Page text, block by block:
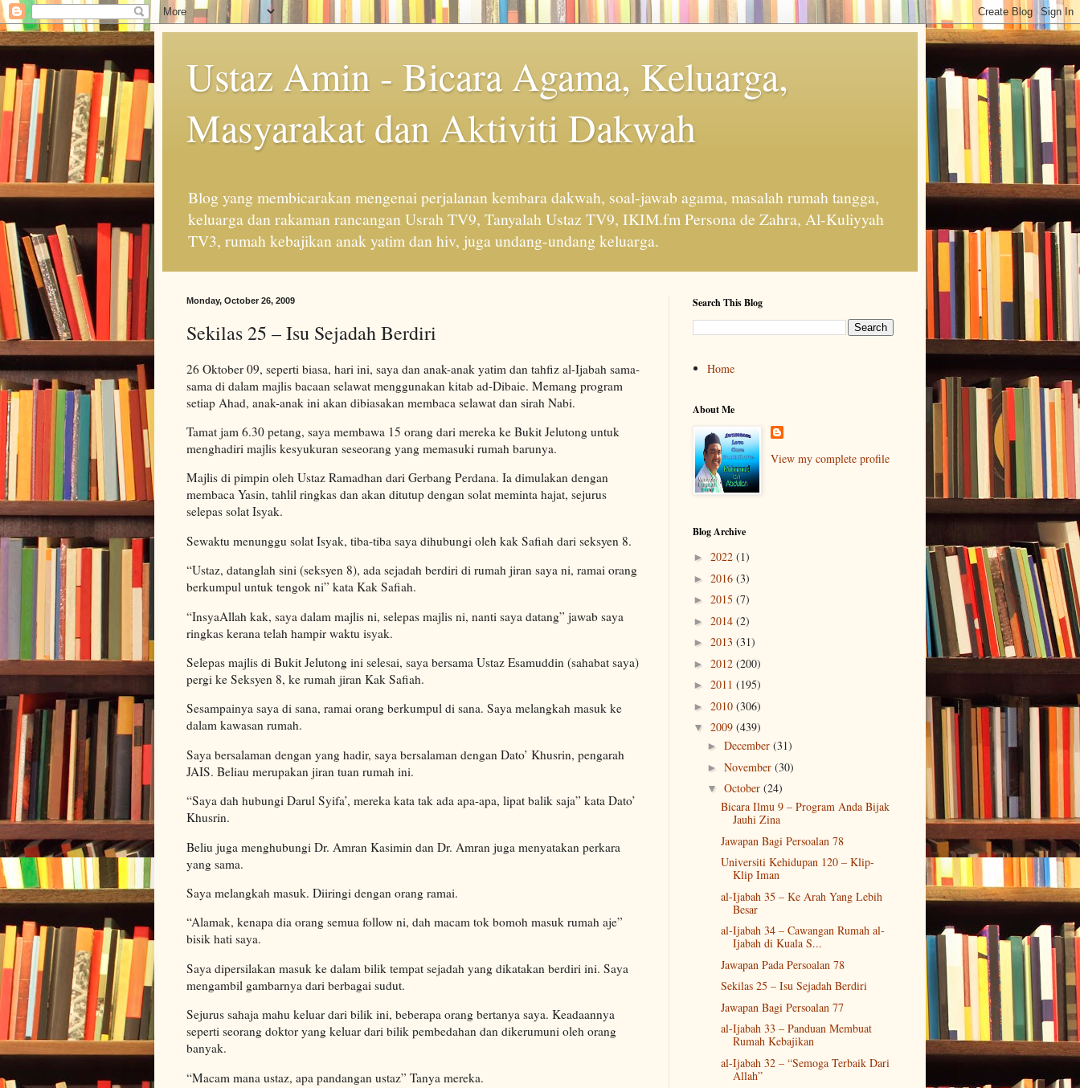
Ustaz Amin - Bicara Agama, Keluarga,
Masyarakat dan Aktiviti Dakwah
Blog yang membicarakan mengenai perjalanan kembara dakwah, soal-jawab agama, masalah rumah tangga,
keluarga dan rakaman rancangan Usrah TV9, Tanyalah Ustaz TV9, IKIM.fm Persona de Zahra, Al-Kuliyyah
TV3, rumah kebajikan anak yatim dan hiv, juga undang-undang keluarga.
Monday, October 26, 2009
Sekilas 25 – Isu Sejadah Berdiri
26 Oktober 09, seperti biasa, hari ini, saya dan anak-anak yatim dan tahfiz al-Ijabah sama-
sama di dalam majlis bacaan selawat menggunakan kitab ad-Dibaie. Memang program
setiap Ahad, anak-anak ini akan dibiasakan membaca selawat dan sirah Nabi.
Tamat jam 6.30 petang, saya membawa 15 orang dari mereka ke Bukit Jelutong untuk
menghadiri majlis kesyukuran seseorang yang memasuki rumah barunya.
Majlis di pimpin oleh Ustaz Ramadhan dari Gerbang Perdana. Ia dimulakan dengan
membaca Yasin, tahlil ringkas dan akan ditutup dengan solat meminta hajat, sejurus
selepas solat Isyak.
Sewaktu menunggu solat Isyak, tiba-tiba saya dihubungi oleh kak Safiah dari seksyen 8.
“Ustaz, datanglah sini (seksyen 8), ada sejadah berdiri di rumah jiran saya ni, ramai orang
berkumpul untuk tengok ni” kata Kak Safiah.
“InsyaAllah kak, saya dalam majlis ni, selepas majlis ni, nanti saya datang” jawab saya
ringkas kerana telah hampir waktu isyak.
Selepas majlis di Bukit Jelutong ini selesai, saya bersama Ustaz Esamuddin (sahabat saya)
pergi ke Seksyen 8, ke rumah jiran Kak Safiah.
Sesampainya saya di sana, ramai orang berkumpul di sana. Saya melangkah masuk ke
dalam kawasan rumah.
Saya bersalaman dengan yang hadir, saya bersalaman dengan Dato’ Khusrin, pengarah
JAIS. Beliau merupakan jiran tuan rumah ini.
“Saya dah hubungi Darul Syifa’, mereka kata tak ada apa-apa, lipat balik saja” kata Dato’
Khusrin.
Beliu juga menghubungi Dr. Amran Kasimin dan Dr. Amran juga menyatakan perkara
yang sama.
Saya melangkah masuk. Diiringi dengan orang ramai.
“Alamak, kenapa dia orang semua follow ni, dah macam tok bomoh masuk rumah aje”
bisik hati saya.
Saya dipersilakan masuk ke dalam bilik tempat sejadah yang dikatakan berdiri ini. Saya
mengambil gambarnya dari berbagai sudut.
Sejurus sahaja mahu keluar dari bilik ini, beberapa orang bertanya saya. Keadaannya
seperti seorang doktor yang keluar dari bilik pembedahan dan dikerumuni oleh orang
banyak.
“Macam mana ustaz, apa pandangan ustaz” Tanya mereka.
Search This Blog
Home
About Me
View my complete profile
Blog Archive
► 2022 (1)
► 2016 (3)
► 2015 (7)
► 2014 (2)
► 2013 (31)
► 2012 (200)
► 2011 (195)
► 2010 (306)
▼ 2009 (439)
► December (31)
► November (30)
▼ October (24)
Bicara Ilmu 9 – Program Anda Bijak
Jauhi Zina
Jawapan Bagi Persoalan 78
Universiti Kehidupan 120 – Klip-
Klip Iman
al-Ijabah 35 – Ke Arah Yang Lebih
Besar
al-Ijabah 34 – Cawangan Rumah al-
Ijabah di Kuala S...
Jawapan Pada Persoalan 78
Sekilas 25 – Isu Sejadah Berdiri
Jawapan Bagi Persoalan 77
al-Ijabah 33 – Panduan Membuat
Rumah Kebajikan
al-Ijabah 32 – “Semoga Terbaik Dari
Allah”